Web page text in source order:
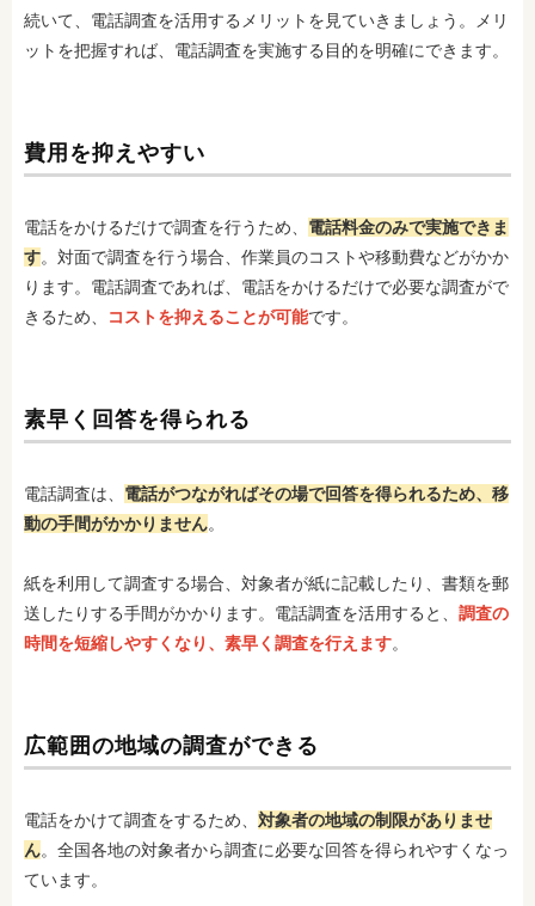
続いて、電話調査を活用するメリットを見ていきましょう。メリ
ットを把握すれば、電話調査を実施する目的を明確にできます。
費用を抑えやすい
電話をかけるだけで調査を行うため、 電話料金のみで実施できま
す。対面で調査を行う場合、作業員のコストや移動費などがかか
ります。電話調査であれば、電話をかけるだけで必要な調査がで
きるため、
コストを抑えることが可能です。
素早く回答を得られる
電話調査は、 電話がつながればその場で回答を得られるため、移
動の手間がかかりません。
紙を利用して調査する場合、対象者が紙に記載したり、書類を郵
送したりする手間がかかります。電話調査を活用すると、 調査の
時間を短縮しやすくなり、素早く調査を行えます。
広範囲の地域の調査ができる
電話をかけて調査をするため、 対象者の地域の制限がありませ
ん。全国各地の対象者から調査に必要な回答を得られやすくなっ
ています。